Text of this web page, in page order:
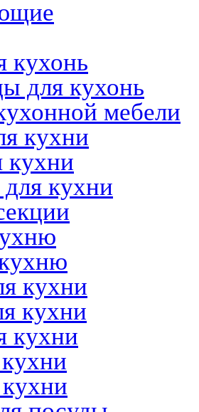
кухонь
для кухонь
мебели
кухни
кухни
кухни
кухни
кухни
кухни